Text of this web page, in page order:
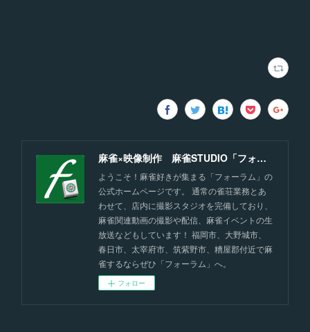
麻雀×映像制作 麻雀STUDIO「フォーラム」福岡
ようこそ！麻雀好きが集まる「フォーラム」の
公式ホームページです。 通常の雀荘業務とあ
わせて、店内に撮影スタジオを完備しており、
麻雀関連動画の撮影や配信、麻雀イベントの生
放送などもしています！ 福岡市、大野城市、
春日市、太宰府市、筑紫野市、糟屋郡付近で麻
雀するならぜひ「フォーラム」へ。
フォロー